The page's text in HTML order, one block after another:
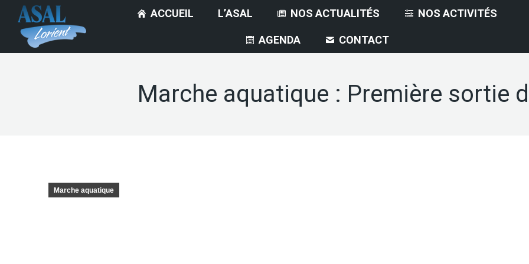
ACCUEIL L’ASAL NOS ACTUALITÉS NOS ACTIVITÉS
AGENDA CONTACT
Marche aquatique : Première sortie
Marche aquatique